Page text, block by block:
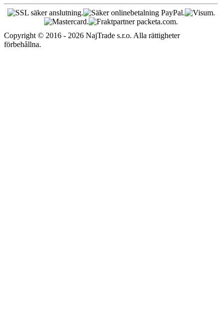
Copyright © 2016 - 2026 NajTrade s.r.o. Alla rättigheter
förbehållna.